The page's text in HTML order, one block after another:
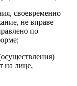
своевременно
не вправе
по
на лице,